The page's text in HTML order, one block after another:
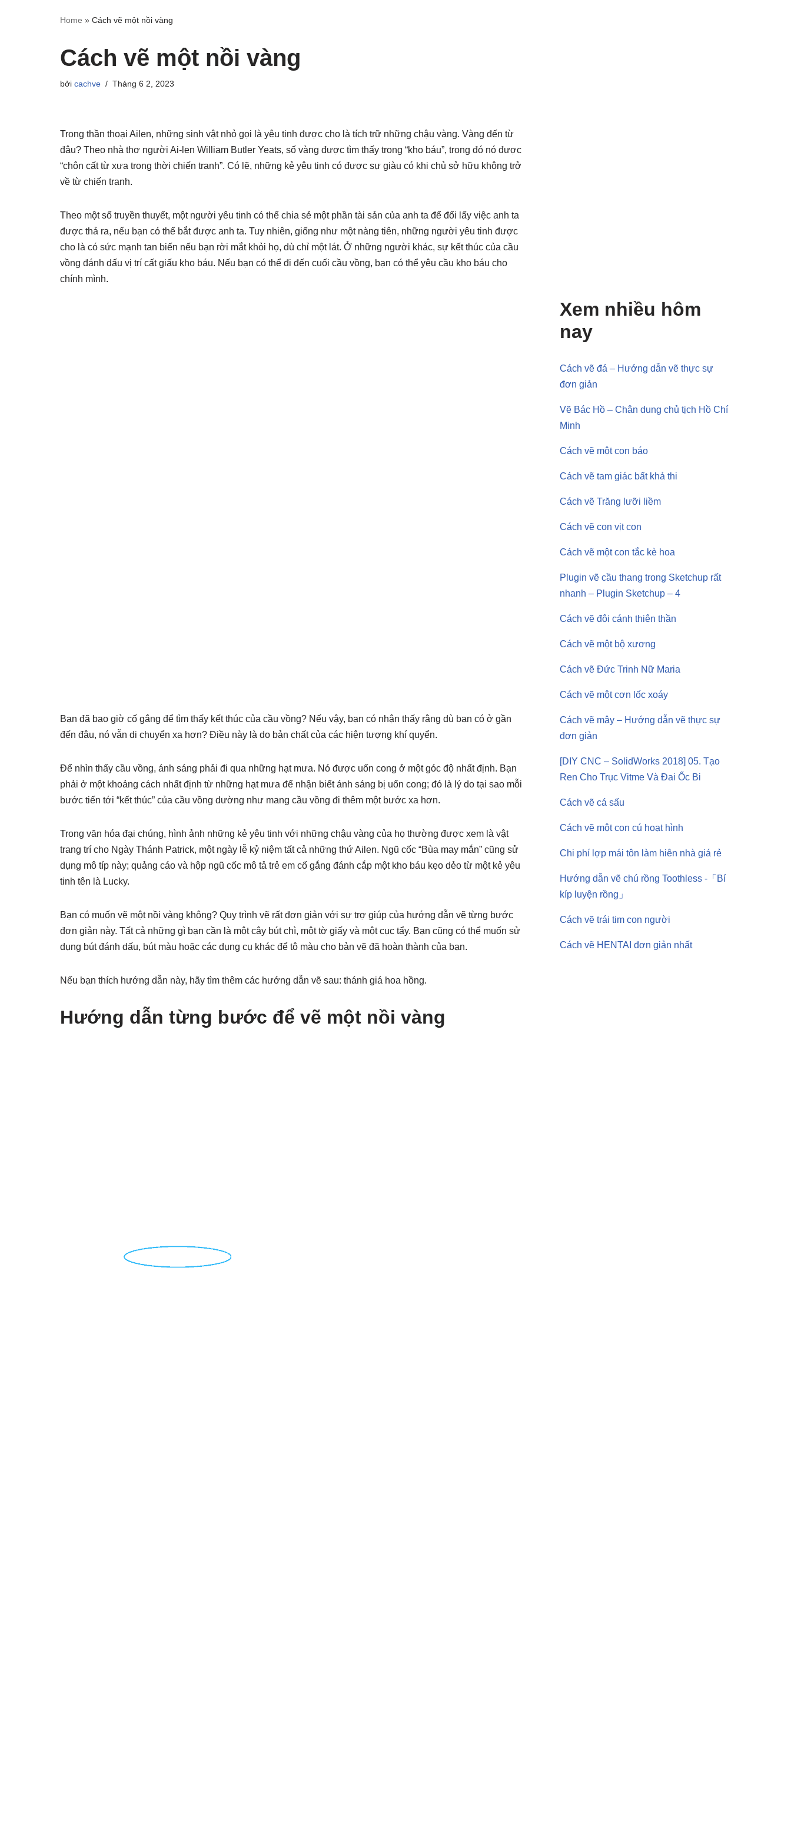
Home » Cách vẽ một nồi vàng
Cách vẽ một nồi vàng
bởi cachve Tháng 6 2, 2023
Trong thần thoại Ailen, những sinh vật nhỏ gọi là yêu tinh được cho là tích trữ những chậu vàng. Vàng đến từ
đâu? Theo nhà thơ người Ai-len William Butler Yeats, số vàng được tìm thấy trong “kho báu”, trong đó nó được
“chôn cất từ ​​xưa trong thời chiến tranh”. Có lẽ, những kẻ yêu tinh có được sự giàu có khi chủ sở hữu không trở
về từ chiến tranh.
Theo một số truyền thuyết, một người yêu tinh có thể chia sẻ một phần tài sản của anh ta để đổi lấy việc anh ta
được thả ra, nếu bạn có thể bắt được anh ta. Tuy nhiên, giống như một nàng tiên, những người yêu tinh được
cho là có sức mạnh tan biến nếu bạn rời mắt khỏi họ, dù chỉ một lát. Ở những người khác, sự kết thúc của cầu
vồng đánh dấu vị trí cất giấu kho báu. Nếu bạn có thể đi đến cuối cầu vồng, bạn có thể yêu cầu kho báu cho
chính mình.
Bạn đã bao giờ cố gắng để tìm thấy kết thúc của cầu vồng? Nếu vậy, bạn có nhận thấy rằng dù bạn có ở gần
đến đâu, nó vẫn di chuyển xa hơn? Điều này là do bản chất của các hiện tượng khí quyển.
Để nhìn thấy cầu vồng, ánh sáng phải đi qua những hạt mưa. Nó được uốn cong ở một góc độ nhất định. Bạn
phải ở một khoảng cách nhất định từ những hạt mưa để nhận biết ánh sáng bị uốn cong; đó là lý do tại sao mỗi
bước tiến tới “kết thúc” của cầu vồng dường như mang cầu vồng đi thêm một bước xa hơn.
Trong văn hóa đại chúng, hình ảnh những kẻ yêu tinh với những chậu vàng của họ thường được xem là vật
trang trí cho Ngày Thánh Patrick, một ngày lễ kỷ niệm tất cả những thứ Ailen. Ngũ cốc “Bùa may mắn” cũng sử
dụng mô típ này; quảng cáo và hộp ngũ cốc mô tả trẻ em cố gắng đánh cắp một kho báu kẹo dẻo từ một kẻ yêu
tinh tên là Lucky.
Bạn có muốn vẽ một nồi vàng không? Quy trình vẽ rất đơn giản với sự trợ giúp của hướng dẫn vẽ từng bước
đơn giản này. Tất cả những gì bạn cần là một cây bút chì, một tờ giấy và một cục tẩy. Bạn cũng có thể muốn sử
dụng bút đánh dấu, bút màu hoặc các dụng cụ khác để tô màu cho bản vẽ đã hoàn thành của bạn.
Nếu bạn thích hướng dẫn này, hãy tìm thêm các hướng dẫn vẽ sau: thánh giá hoa hồng.
Hướng dẫn từng bước để vẽ một nồi vàng
Xem nhiều hôm
nay
Cách vẽ đá – Hướng dẫn vẽ thực sự
đơn giản
Vẽ Bác Hồ – Chân dung chủ tịch Hồ Chí
Minh
Cách vẽ một con báo
Cách vẽ tam giác bất khả thi
Cách vẽ Trăng lưỡi liềm
Cách vẽ con vịt con
Cách vẽ một con tắc kè hoa
Plugin vẽ cầu thang trong Sketchup rất
nhanh – Plugin Sketchup – 4
Cách vẽ đôi cánh thiên thần
Cách vẽ một bộ xương
Cách vẽ Đức Trinh Nữ Maria
Cách vẽ một cơn lốc xoáy
Cách vẽ mây – Hướng dẫn vẽ thực sự
đơn giản
[DIY CNC – SolidWorks 2018] 05. Tạo
Ren Cho Trục Vitme Và Đai Ốc Bi
Cách vẽ cá sấu
Cách vẽ một con cú hoạt hình
Chi phí lợp mái tôn làm hiên nhà giá rẻ
Hướng dẫn vẽ chú rồng Toothless -「Bí
kíp luyện rồng」
Cách vẽ trái tim con người
Cách vẽ HENTAI đơn giản nhất